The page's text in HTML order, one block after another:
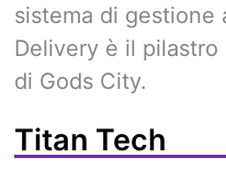
sistema di gestione
Delivery è il pilastro
di Gods City.
Titan Tech